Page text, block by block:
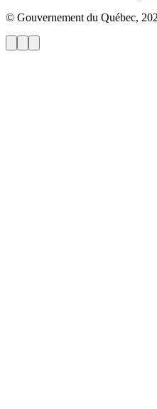
© Gouvernement du Québec,